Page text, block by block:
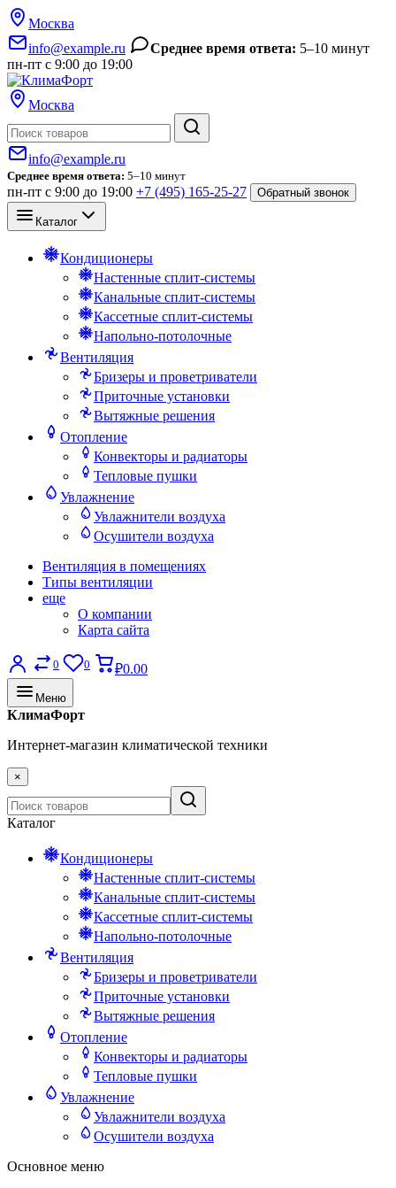
Москва
info@example.ru
Среднее время ответа: 5–10 минут
пн-пт с 9:00 до 19:00
Москва
info@example.ru
Среднее время ответа: 5–10 минут
пн-пт с 9:00 до 19:00 +7 (495) 165-25-27 Обратный звонок
Каталог
Кондиционеры
Настенные сплит-системы
Канальные сплит-системы
Кассетные сплит-системы
Напольно-потолочные
Вентиляция
Бризеры и проветриватели
Приточные установки
Вытяжные решения
Отопление
Конвекторы и радиаторы
Тепловые пушки
Увлажнение
Увлажнители воздуха
Осушители воздуха
Вентиляция в помещениях
Типы вентиляции
еще
О компании
Карта сайта
0 0 ₽0.00
Меню
КлимаФорт
Интернет-магазин климатической техники
×
Каталог
Кондиционеры
Настенные сплит-системы
Канальные сплит-системы
Кассетные сплит-системы
Напольно-потолочные
Вентиляция
Бризеры и проветриватели
Приточные установки
Вытяжные решения
Отопление
Конвекторы и радиаторы
Тепловые пушки
Увлажнение
Увлажнители воздуха
Осушители воздуха
Основное меню